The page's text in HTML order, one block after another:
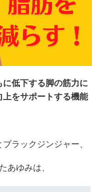
に低下する脚の筋力に
をサポートする機能
ラックジンジャー、
あゆみは、